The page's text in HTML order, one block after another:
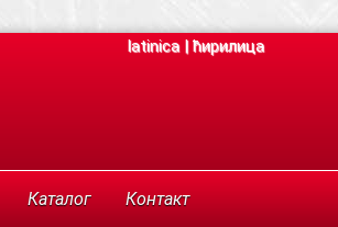
latinica|ћирилица
Каталог Контакт